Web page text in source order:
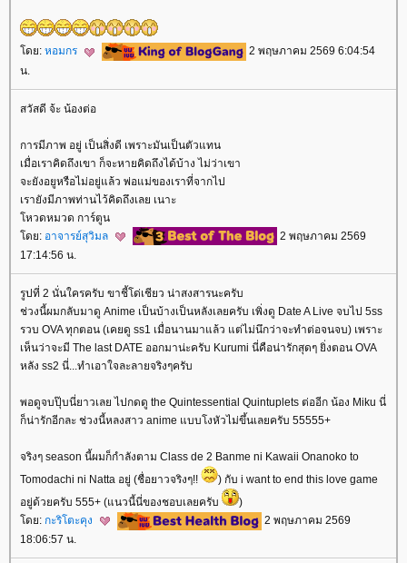
ดย: หอมกร
2 พฤษภาคม 2569 6:04:54
น.
สวัสดี จ้ะ น้องต่อ
การมีภาพ อยู่ เป็นสิ่งดี เพราะมันเป็นตัวแทน
เมื่อเราคิดถึงเขา ก็จะหายคิดถึงได้บ้าง ไม่ว่าเขา
จะยังอยูหรือไม่อยู่แล้ว พ่อแม่ของเราที่จากไป
เรายังมีภาพท่านไว้คิดถึงเลย เนาะ
หวดหมวด การ์ตูน
ดย: อาจารย์สุวิมล
2 พฤษภาคม 2569
17:14:56 น.
รูปที่ 2 นั่นใครครับ ขาชี้โด่เชียว น่าสงสารนะครับ
ช่วงนี้ผมกลับมาดู Anime เป็นบ้างเป็นหลังเลยครับ เพิ่งดู Date A Live จบไป 5ss
รวบ OVA ทุกตอน (เคยดู ss1 เมื่อนานมาแล้ว แต่ไม่นึกว่าจะทำต่อจนจบ) เพราะ
เห็นว่าจะมี The last DATE ออกมาน่ะครับ Kurumi นี่คือน่ารักสุดๆ ยิ่งตอน OVA
หลัง ss2 นี่...ทำเอาใจละลายจริงๆครับ
พอดูจบปุ๊บนี่ยาวเลย ไปกดดู the Quintessential Quintuplets ต่ออีก น้อง Miku นี่
ก็น่ารักอีกละ ช่วงนี้หลงสาว anime แบบโงหัวไม่ขึ้นเลยครับ 55555+
จริงๆ season นี้ผมก็กำลังตาม Class de 2 Banme ni Kawaii Onanoko to
Tomodachi ni Natta อยู่ (ชื่อยาวจริงๆ!!
) กับ i want to end this love game
อยู่ด้วยครับ 555+ (แนวนี้นี่ของชอบเลยครับ
)
ดย: กะริโตะคุง
2 พฤษภาคม 2569
18:06:57 น.